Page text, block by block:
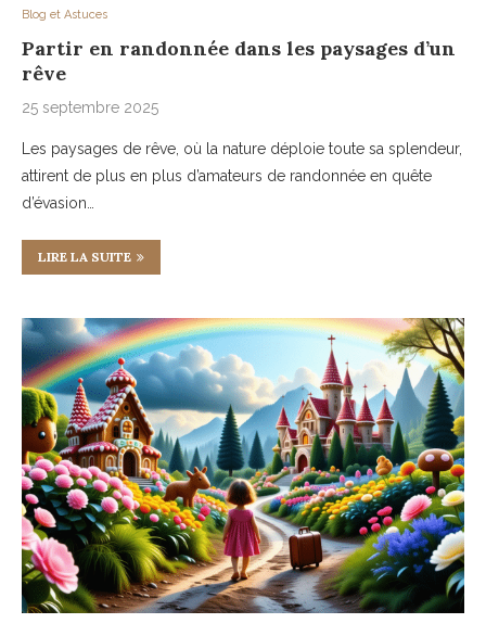
Blog et Astuces
Partir en randonnée dans les paysages d’un
rêve
25 septembre 2025
Les paysages de rêve, où la nature déploie toute sa splendeur,
attirent de plus en plus d’amateurs de randonnée en quête
d’évasion…
LIRE LA SUITE